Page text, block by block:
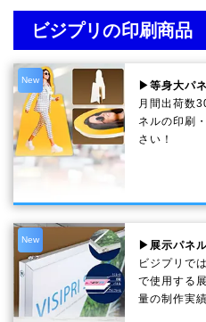
ビジプリの印刷商品
New
▶等身大パ
月間出荷数
ネルの印刷
さい！
New
▶展示パネ
ビジプリで
で使用する
量の制作実